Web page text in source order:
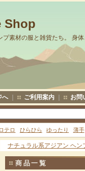
Shop
素材の服と雑貨たち。 身
へ｜ ご利用案内 お問
テロ ひらひら ゆったり 薄手
ナチュラル系アジアン ヘン
商品一覧